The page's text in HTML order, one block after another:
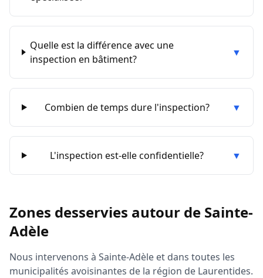
Quelle est la différence avec une
inspection en bâtiment?
▼
Combien de temps dure l'inspection? ▼
L'inspection est-elle confidentielle? ▼
Zones desservies autour de Sainte-
Adèle
Nous intervenons à Sainte-Adèle et dans toutes les
municipalités avoisinantes de la région de Laurentides.